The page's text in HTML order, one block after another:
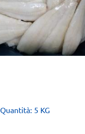
Quantità: 5 KG